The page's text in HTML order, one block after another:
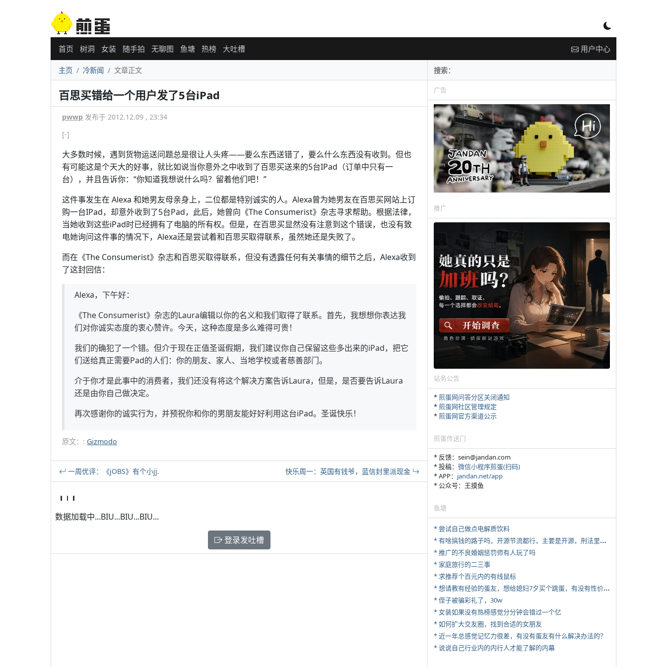
首页 树洞 女装 随手拍 无聊图 鱼塘 热榜 大吐槽 用户中心
主页 冷新闻 文章正文
百思买错给一个用户发了5台iPad
pwwp 发布于 2012.12.09 , 23:34
[-]
大多数时候，遇到货物运送问题总是很让人头疼——要么东西送错了，要么什么东西没有收到。但也
有可能这是个天大的好事，就比如说当你意外之中收到了百思买送来的5台IPad（订单中只有一
台），并且告诉你：“你知道我想说什么吗？留着他们吧！”
这件事发生在 Alexa 和她男友母亲身上，二位都是特别诚实的人。Alexa曾为她男友在百思买网站上订
购一台IPad，却意外收到了5台Pad，此后，她曾向《The Consumerist》杂志寻求帮助。根据法律，
当她收到这些iPad时已经拥有了电脑的所有权。但是，在百思买显然没有注意到这个错误，也没有致
电她询问这件事的情况下，Alexa还是尝试着和百思买取得联系，虽然她还是失败了。
而在《The Consumerist》杂志和百思买取得联系，但没有透露任何有关事情的细节之后，Alexa收到
了这封回信：
Alexa，下午好：
《The Consumerist》杂志的Laura编辑以你的名义和我们取得了联系。首先，我想想你表达我
们对你诚实态度的衷心赞许。今天，这种态度是多么难得可贵！
我们的确犯了一个错。但介于现在正值圣诞假期，我们建议你自己保留这些多出来的iPad，把它
们送给真正需要Pad的人们：你的朋友、家人、当地学校或者慈善部门。
介于你才是此事中的消费者，我们还没有将这个解决方案告诉Laura，但是，是否要告诉Laura
还是由你自己做决定。
再次感谢你的诚实行为，并预祝你和你的男朋友能好好利用这台iPad。圣诞快乐！
原文：: Gizmodo
一周优评：《jOBS》有个小jj. 快乐周一：英国有钱爷，蓝信封里派现金
数据加载中...BIU...BIU...BIU...
登录发吐槽
广告
推广
站务公告
*煎蛋网问答分区关闭通知
*煎蛋网社区管理规定
*煎蛋网官方渠道公示
煎蛋传送门
* 反馈：sein@jandan.com
* 投稿： 微信小程序煎蛋(扫码)
* APP： jandan.net/app
* 公众号：王摸鱼
鱼塘
* 尝试自己做点电解质饮料
*
有啥搞钱的路子吗，开源节流都行，主要是开源，刑法里的咱不做
* 推广的不良婚姻惩罚师有人玩了吗
* 家庭旅行的二三事
* 求推荐个百元内的有线鼠标
*
想请教有经验的蛋友，想给媳妇7夕买个跳蛋，有没有性价比高的推荐
* 侄子被骗彩礼了，30w
* 女装如果没有热榜感觉分分钟会错过一个亿
* 如何扩大交友圈，找到合适的女朋友
* 近一年总感觉记忆力很差，有没有蛋友有什么解决办法的？
* 说说自己行业内的内行人才能了解的内幕